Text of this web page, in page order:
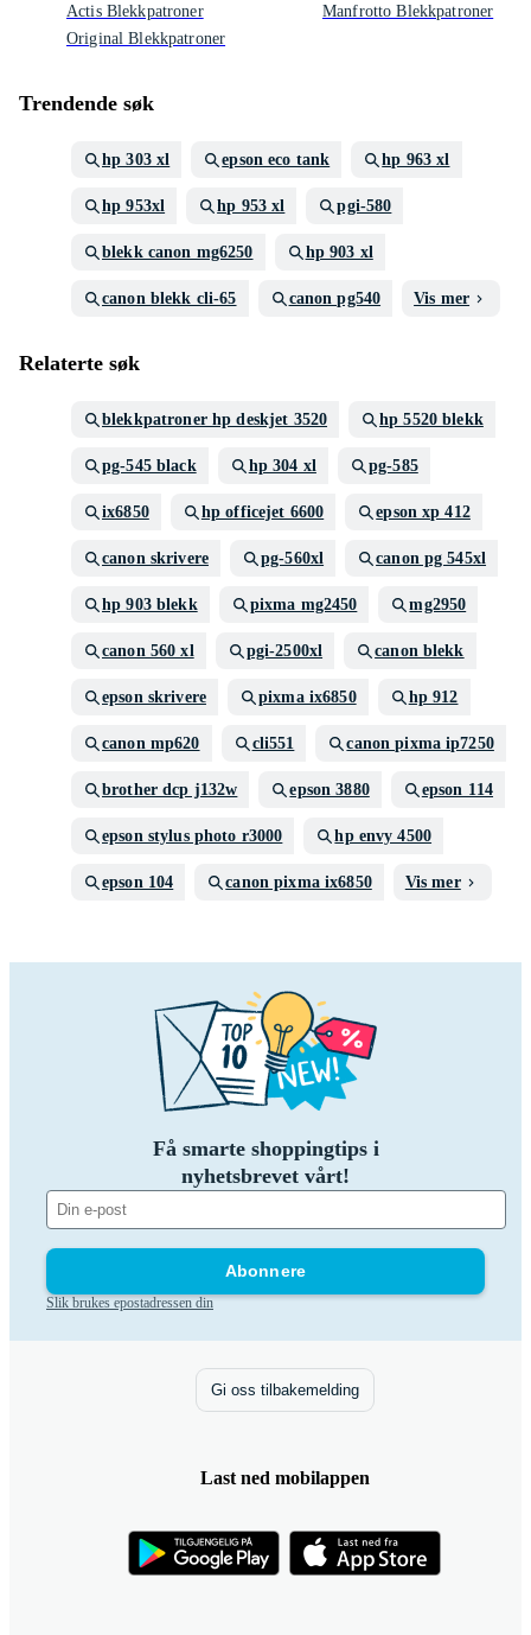
Actis Blekkpatroner
Original Blekkpatroner
Manfrotto Blekkpatroner
Trendende søk
hp 303 xl epson eco tank hp 963 xl
hp 953xl hp 953 xl pgi-580
blekk canon mg6250 hp 903 xl
canon blekk cli-65 canon pg540 Vis mer
Relaterte søk
blekkpatroner hp deskjet 3520 hp 5520 blekk
pg-545 black hp 304 xl pg-585
ix6850 hp officejet 6600 epson xp 412
canon skrivere pg-560xl canon pg 545xl
hp 903 blekk pixma mg2450 mg2950
canon 560 xl pgi-2500xl canon blekk
epson skrivere pixma ix6850 hp 912
canon mp620 cli551 canon pixma ip7250
brother dcp j132w epson 3880 epson 114
epson stylus photo r3000 hp envy 4500
epson 104 canon pixma ix6850 Vis mer
Få smarte shoppingtips i
nyhetsbrevet vårt!
Abonnere
Slik brukes epostadressen din
Gi oss tilbakemelding
Last ned mobilappen